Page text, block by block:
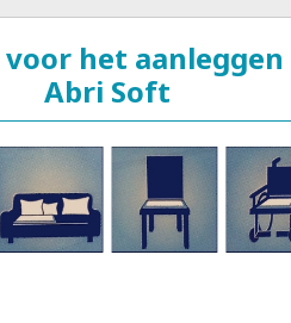
voor het aanleggen
Abri Soft